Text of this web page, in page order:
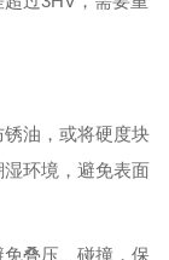
油，或将硬度块
环境，避免表面
叠压、碰撞，保